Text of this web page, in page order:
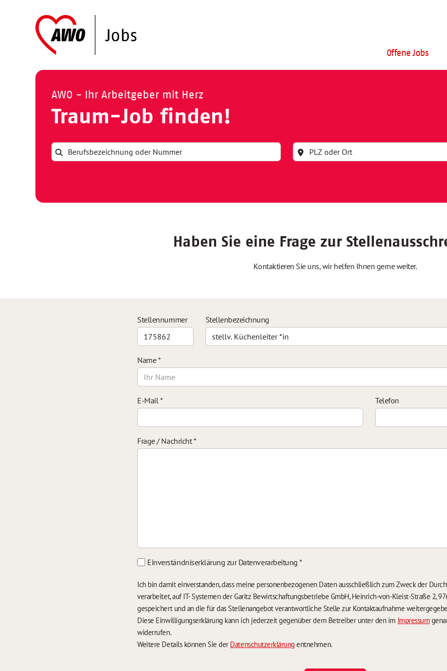
Offene Jobs
AWO - Ihr Arbeitgeber mit Herz
Traum-Job finden!
Haben Sie eine Frage zur
Kontaktieren Sie uns, wir helfen Ihnen gerne weiter.
Stellennummer Stellenbezeichnung
Name*
E-Mail* Telefon
Frage / Nachricht*
Einverständniserklärung zur Datenverarbeitung*
Ich bin damit einverstanden, dass meine personenbezogenen Daten ausschließlich zum Zweck der
verarbeitet, auf IT- Systemen der Garitz Bewirtschaftungsbetriebe GmbH, Heinrich-von-Kleist-Straße 2,
gespeichert und an die für das Stellenangebot verantwortliche Stelle zur Kontaktaufnahme
Diese Einwilligungserklärung kann ich jederzeit gegenüber dem Betreiber unter den im Impressum
widerrufen.
Weitere Details können Sie der Datenschutzerklärung entnehmen.